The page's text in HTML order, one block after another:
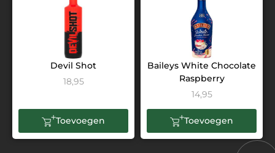
Devil Shot
18,95
Toevoegen
Baileys White Chocolate
Raspberry
14,95
Toevoegen